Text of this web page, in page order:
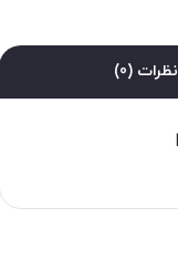
نظرات (0)